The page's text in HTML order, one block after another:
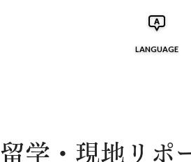
LANGUAGE
留学・現地リポ